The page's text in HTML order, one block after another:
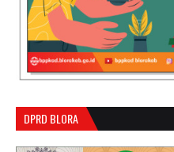
DPRD BLORA